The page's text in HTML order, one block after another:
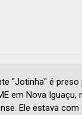
"Jotinha" é preso
em Nova Iguaçu,
Ele estava